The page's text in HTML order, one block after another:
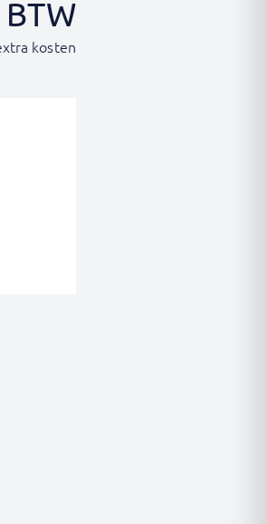
kosten